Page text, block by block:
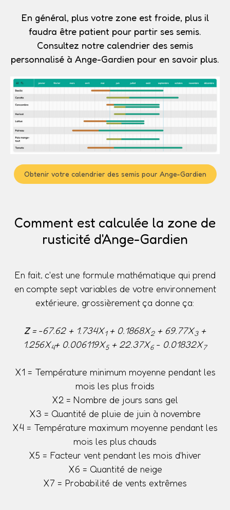
En général, plus votre zone est froide, plus il
faudra être patient pour partir ses semis.
Consultez notre calendrier des semis
personnalisé à Ange-Gardien pour en savoir plus.
Obtenir votre calendrier des semis pour Ange-Gardien
Comment est calculée la zone de
rusticité d'Ange-Gardien
En fait, c'est une formule mathématique qui prend
en compte sept variables de votre environnement
extérieure, grossièrement ça donne ça:
Z= -67.62 + 1.734X1+ 0.1868X2+ 69.77X3+
1.256X4+ 0.006119X5+ 22.37X6- 0.01832X7
X1 = Température minimum moyenne pendant les
mois les plus froids
X2 = Nombre de jours sans gel
X3 = Quantité de pluie de juin à novembre
X4 = Température maximum moyenne pendant les
mois les plus chauds
X5 = Facteur vent pendant les mois d'hiver
X6 = Quantité de neige
X7 = Probabilité de vents extrêmes